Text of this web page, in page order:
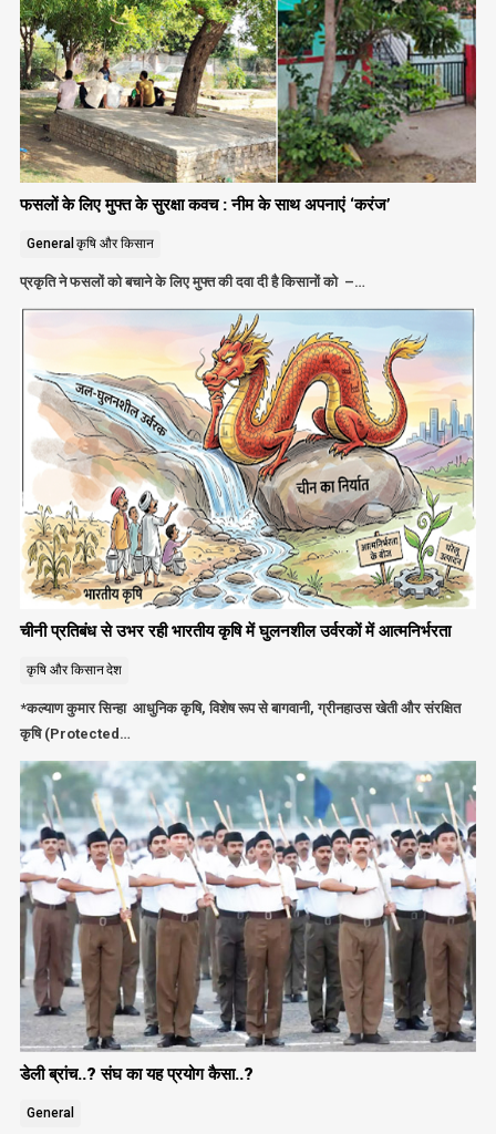
फसलों के लिए मुफ्त के सुरक्षा कवच : नीम के साथ अपनाएं ‘करंज’
General कृषि और किसान
प्रकृति ने फसलों को बचाने के लिए मुफ्त की दवा दी है किसानों को –…
चीनी प्रतिबंध से उभर रही भारतीय कृषि में घुलनशील उर्वरकों में आत्मनिर्भरता
कृषि और किसानदेश
*कल्याण कुमार सिन्हा आधुनिक कृषि, विशेष रूप से बागवानी, ग्रीनहाउस खेती और संरक्षित
कृषि (Protected…
डेली ब्रांच..? संघ का यह प्रयोग कैसा..?
General